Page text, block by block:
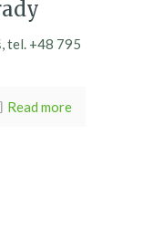
tel. +48 795
Read more